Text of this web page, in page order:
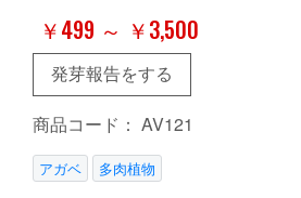
￥499 ～ ￥3,500
発芽報告をする
商品コード： AV121
アガベ 多肉植物